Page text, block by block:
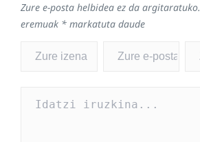
Zure e-posta helbidea ez da argitaratuko.
eremuak * markatuta daude